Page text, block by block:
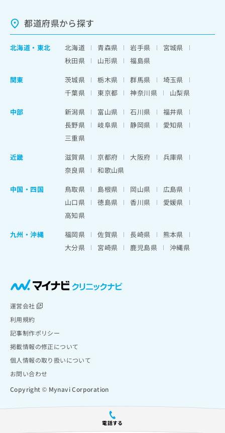
電話する
都道府県から探す
北海道 ・ 東北 北海道 青森県 岩手県
宮城県
秋田県
山形県
福島県
関東
茨城県 栃木県 群馬県
埼玉県
千葉県
東京都 神奈川県
山梨県
中部
新潟県 富山県 石川県
福井県
長野県
岐阜県 静岡県
愛知県
三重県
近畿
滋賀県 京都府 大阪府
兵庫県
奈良県
和歌山県
中国・四国
鳥取県 島根県 岡山県
広島県
山口県
徳島県 香川県
愛媛県
高知県
九州・沖縄
福岡県 佐賀県 長崎県
熊本県
大分県
宮崎県 鹿児島県 沖縄県
運営会社
利用規約
記事制作ポリシー
掲載情報の修正について
個人情報の取り扱いについて
お問い合わせ
Copyright © Mynavi Corporation